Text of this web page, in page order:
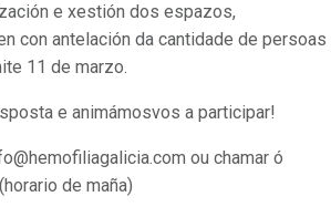
e xestión dos espazos,
con antelación da cantidade de persoas
11 de marzo.
e animámosvos a participar!
ou chamar ó
de maña)